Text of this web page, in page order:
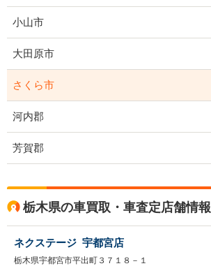
小山市
大田原市
さくら市
河内郡
芳賀郡
栃木県の車買取・車査定店舗情報
ネクステージ 宇都宮店
栃木県宇都宮市平出町３７１８－１